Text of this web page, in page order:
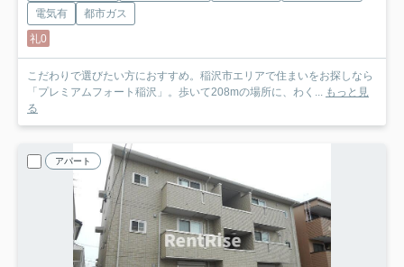
電気有
都市ガス
礼0
こだわりで選びたい方におすすめ。稲沢市エリアで住まいをお探しなら
「プレミアムフォート稲沢」。歩いて208mの場所に、わく... もっと見
る
アパート